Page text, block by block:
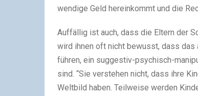
wen­dige Geld her­ein­kommt und die
Auffällig ist auch, dass die Eltern der
wird ihnen oft nicht bewusst, dass das
füh­ren, ein suggestiv-psychisch-
sind. “Sie ver­ste­hen nicht, dass ihre
Weltbild haben. Teilweise wer­den